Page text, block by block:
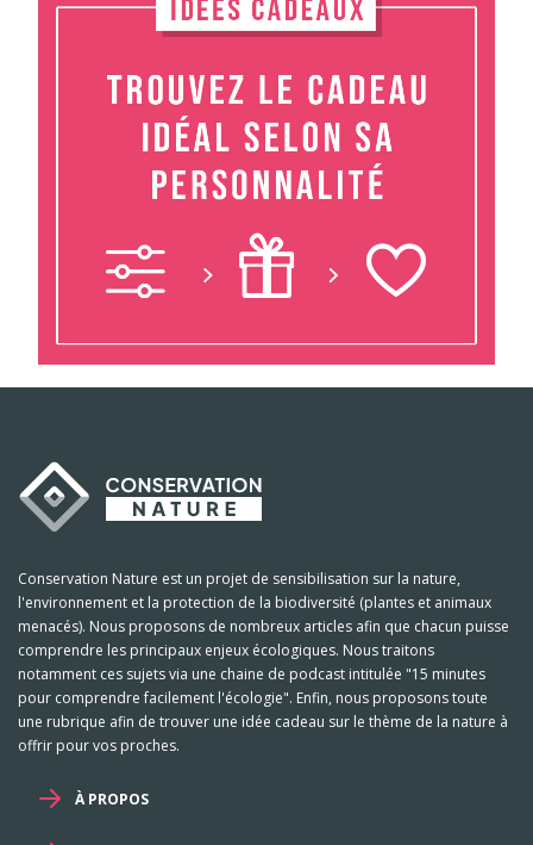
Conservation Nature est un projet de sensibilisation sur la nature,
l'environnement et la protection de la biodiversité (plantes et animaux
menacés). Nous proposons de nombreux articles afin que chacun puisse
comprendre les principaux enjeux écologiques. Nous traitons
notamment ces sujets via une chaine de podcast intitulée "15 minutes
pour comprendre facilement l'écologie". Enfin, nous proposons toute
une rubrique afin de trouver une idée cadeau sur le thème de la nature à
offrir pour vos proches.
À PROPOS